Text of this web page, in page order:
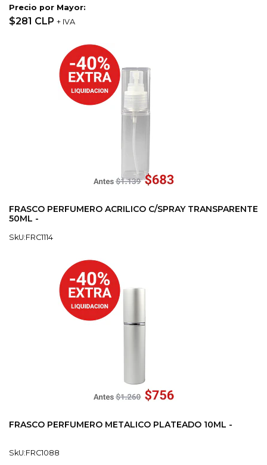
Precio por Mayor:
$281 CLP + IVA
FRASCO PERFUMERO ACRILICO C/SPRAY TRANSPARENTE
50ML -
SkU:FRC1114
FRASCO PERFUMERO METALICO PLATEADO 10ML -
SkU:FRC1088